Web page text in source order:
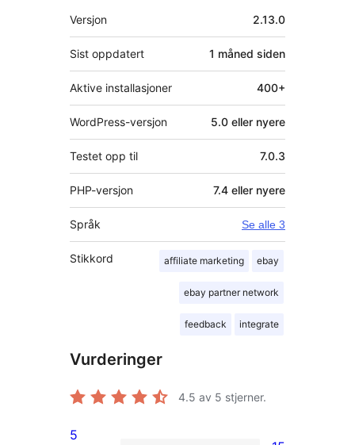
Meta
Versjon 2.13.0
Sist oppdatert 1 måned siden
Aktive installasjoner 400+
WordPress-versjon 5.0 eller nyere
Testet opp til 7.0.3
PHP-versjon 7.4 eller nyere
Språk Se alle 3
Stikkord affiliate marketing ebay
ebay partner network
feedback integrate
Vurderinger
4.5 av 5 stjerner.
5